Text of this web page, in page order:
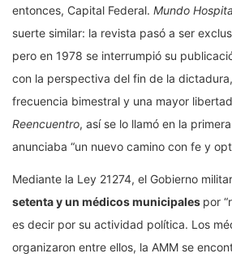
entonces, Capital Federal. Mundo
suerte similar: la revista pasó a ser
pero en 1978 se interrumpió su
con la perspectiva del fin de la
frecuencia bimestral y una mayor
Reencuentro, así se lo llamó en la
anunciaba “un nuevo camino con fe y
Mediante la Ley 21274, el Gobierno militar
setenta y un médicos municipales por
es decir por su actividad política. Los
organizaron entre ellos, la AMM se